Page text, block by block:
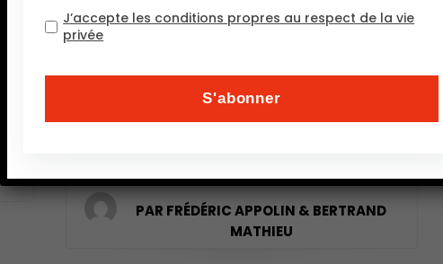
2019.pdf” width=””
target=”_blank”]Télécharger le dossier en
professionnelle de coopération au
développement rural et de solidarité
internationale, Agronomes et Vétérinaires sans
PAR FRÉDÉRIC APPOLIN & BERTRAND
MATHIEU
J’accepte les conditions propres au respect de la vie
privée